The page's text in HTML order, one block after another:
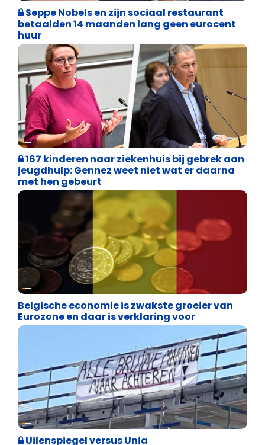
Seppe Nobels en zijn sociaal restaurant
betaalden 14 maanden lang geen eurocent
huur
Binnenland politiek
167 kinderen naar ziekenhuis bij gebrek aan
jeugdhulp: Gennez weet niet wat er daarna
met hen gebeurt
Binnenland politiek
Belgische economie is zwakste groeier van
Eurozone en daar is verklaring voor
Cultuuroorlog
Uilenspiegel versus Unia